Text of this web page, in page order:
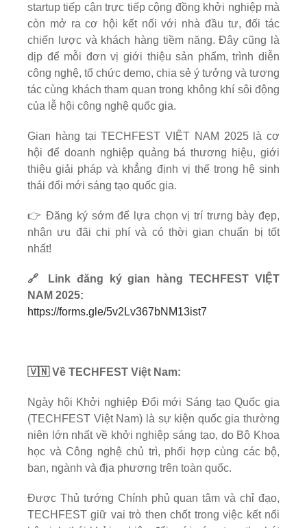
startup tiếp cận trực tiếp cộng đồng khởi nghiệp mà
còn mở ra cơ hội kết nối với nhà đầu tư, đối tác
chiến lược và khách hàng tiềm năng. Đây cũng là
dịp để mỗi đơn vị giới thiệu sản phẩm, trình diễn
công nghệ, tổ chức demo, chia sẻ ý tưởng và tương
tác cùng khách tham quan trong không khí sôi động
của lễ hội công nghệ quốc gia.
Gian hàng tại TECHFEST VIỆT NAM 2025 là cơ
hội để doanh nghiệp quảng bá thương hiệu, giới
thiệu giải pháp và khẳng định vị thế trong hệ sinh
thái đổi mới sáng tạo quốc gia.
👉 Đăng ký sớm để lựa chọn vị trí trưng bày đẹp,
nhận ưu đãi chi phí và có thời gian chuẩn bị tốt
nhất!
🔗 Link đăng ký gian hàng TECHFEST VIỆT
NAM 2025:
https://forms.gle/5v2Lv367bNM13ist7
🇻🇳 Về TECHFEST Việt Nam:
Ngày hội Khởi nghiệp Đổi mới Sáng tạo Quốc gia
(TECHFEST Việt Nam) là sự kiện quốc gia thường
niên lớn nhất về khởi nghiệp sáng tạo, do Bộ Khoa
học và Công nghệ chủ trì, phối hợp cùng các bộ,
ban, ngành và địa phương trên toàn quốc.
Được Thủ tướng Chính phủ quan tâm và chỉ đạo,
TECHFEST giữ vai trò then chốt trong việc kết nối